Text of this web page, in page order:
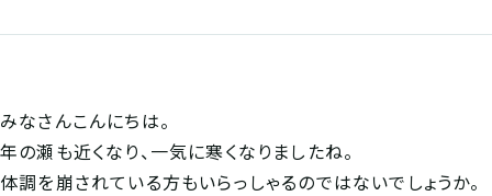
みなさんこんにちは。
年の瀬も近くなり、一気に寒くなりましたね。
体調を崩されている方もいらっしゃるのではないでしょうか。